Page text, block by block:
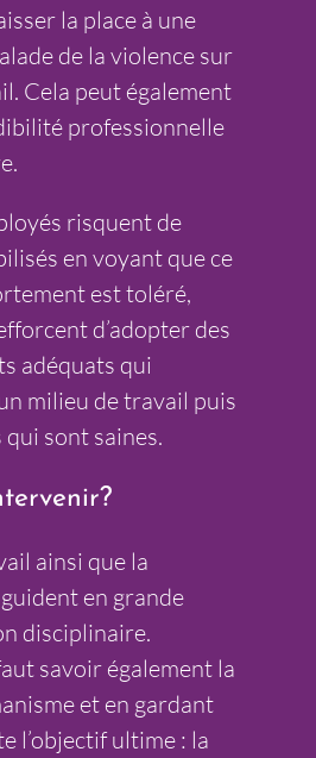
la place à une
de la violence sur
Cela peut également
professionnelle
risquent de
en voyant que ce
est toléré,
d’adopter des
adéquats qui
milieu de travail puis
sont saines.
ainsi que la
en grande
disciplinaire.
savoir également la
et en gardant
l’objectif ultime : la